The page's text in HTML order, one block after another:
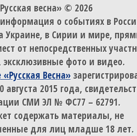
весна» © 2026
о событиях в
Украине, в Сирии и мире,
от непосредственных
фото и видео.
Весна»
августа 2015 года,
СМИ ЭЛ № ФС77 – 62791.
содержать материалы, не
для лиц младше 18 лет.